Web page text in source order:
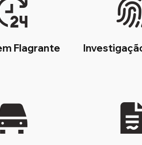
Flagrante